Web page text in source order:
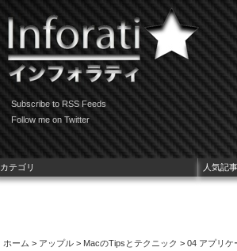
Subscribe to RSS Feeds
Follow me on Twitter
ホーム > アップル > MacのTipsとテクニック > 04 アプリケ
カテゴリ 人気記